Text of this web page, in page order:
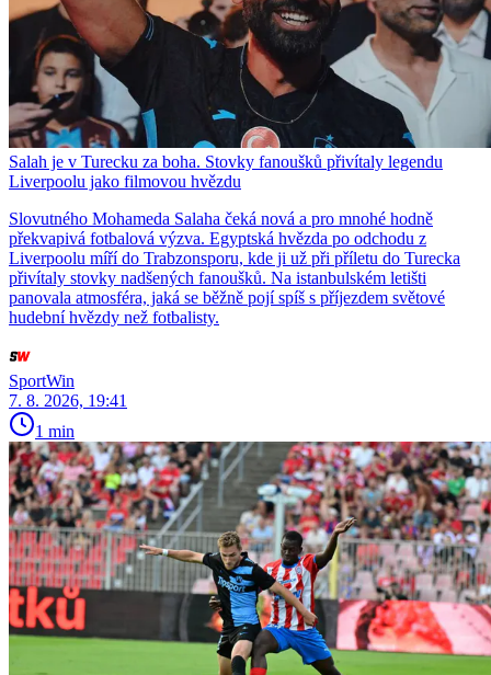
Salah je v Turecku za boha. Stovky fanoušků přivítaly legendu
Liverpoolu jako filmovou hvězdu
Slovutného Mohameda Salaha čeká nová a pro mnohé hodně
překvapivá fotbalová výzva. Egyptská hvězda po odchodu z
Liverpoolu míří do Trabzonsporu, kde ji už při příletu do Turecka
přivítaly stovky nadšených fanoušků. Na istanbulském letišti
panovala atmosféra, jaká se běžně pojí spíš s příjezdem světové
hudební hvězdy než fotbalisty.
SportWin
7. 8. 2026, 19:41
1 min